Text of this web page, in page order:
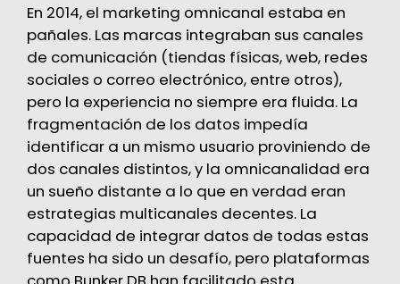
En 2014, el marketing omnicanal estaba en
pañales. Las marcas integraban sus canales
de comunicación (tiendas físicas, web, redes
sociales o correo electrónico, entre otros),
pero la experiencia no siempre era fluida. La
fragmentación de los datos impedía
identificar a un mismo usuario proviniendo de
dos canales distintos, y la omnicanalidad era
un sueño distante a lo que en verdad eran
estrategias multicanales decentes. La
capacidad de integrar datos de todas estas
fuentes ha sido un desafío, pero plataformas